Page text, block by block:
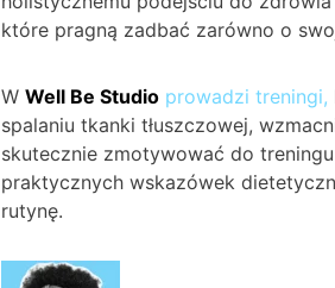
które pragną zadbać zarówno o
W Well Be Studio prowadzi treningi,
spalaniu tkanki tłuszczowej,
skutecznie zmotywować do
praktycznych wskazówek
rutynę.